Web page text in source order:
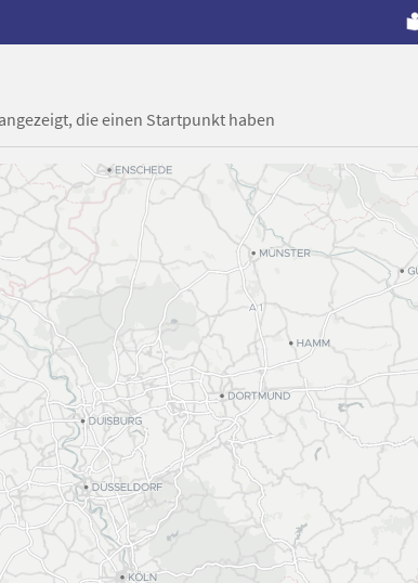
die einen Startpunkt haben